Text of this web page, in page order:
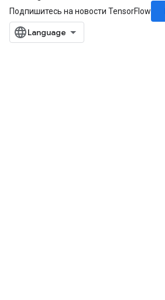
Подпишитесь на новости TensorFlow